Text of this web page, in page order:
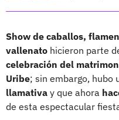
Show de caballos,
vallenato hicieron parte
celebración del
Uribe; sin embargo, hubo
llamativa y que ahora
de esta espectacular